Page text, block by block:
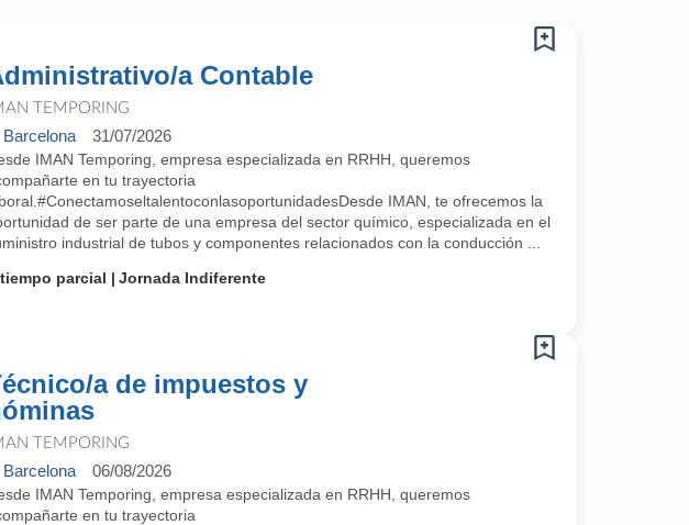
a Contable
TEMPORING
Barcelona 31/07/2026
IMAN Temporing, empresa especializada en RRHH, queremos
en tu trayectoria
IMAN, te ofrecemos la
de ser parte de una empresa del sector químico, especializada en el
industrial de tubos y componentes relacionados con la conducción ...
parcial
Jornada Indiferente
a de impuestos y
TEMPORING
Barcelona 06/08/2026
IMAN Temporing, empresa especializada en RRHH, queremos
en tu trayectoria